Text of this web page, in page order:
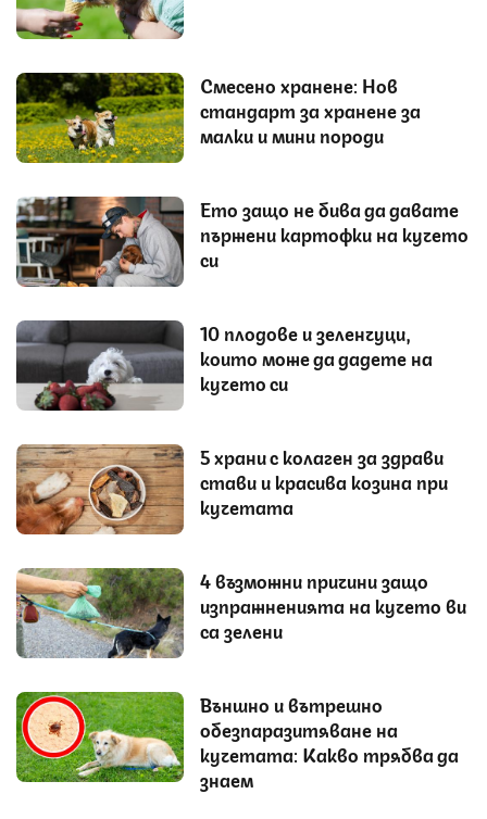
Смесено хранене: Нов
стандарт за хранене за
малки и мини породи
Ето защо не бива да давате
пържени картофки на кучето
си
10 плодове и зеленчуци,
които може да дадете на
кучето си
5 храни с колаген за здрави
стави и красива козина при
кучетата
4 възможни причини защо
изпражненията на кучето ви
са зелени
Външно и вътрешно
обезпаразитяване на
кучетата: Какво трябва да
знаем